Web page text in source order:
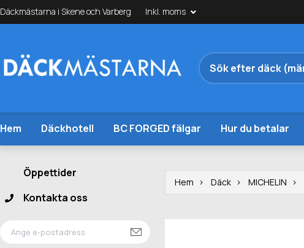
Däckmästarna i Skene och Varberg Inkl. moms
Hem Däckhotell BC FORGED fälgar Hur du betalar
Öppettider
Kontakta oss
Hem Däck MICHELIN